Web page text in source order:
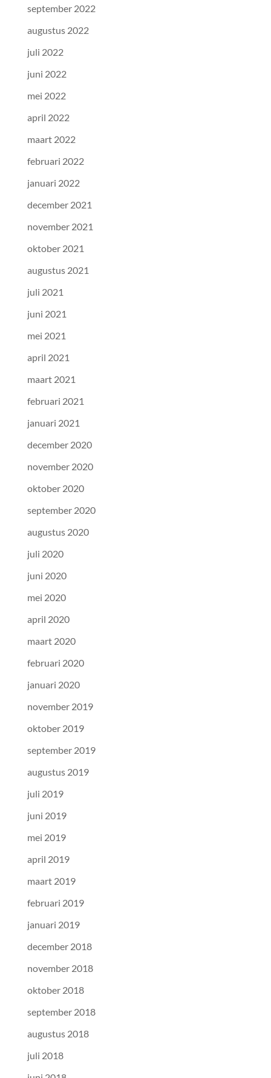
september 2022
augustus 2022
juli 2022
juni 2022
mei 2022
april 2022
maart 2022
februari 2022
januari 2022
december 2021
november 2021
oktober 2021
augustus 2021
juli 2021
juni 2021
mei 2021
april 2021
maart 2021
februari 2021
januari 2021
december 2020
november 2020
oktober 2020
september 2020
augustus 2020
juli 2020
juni 2020
mei 2020
april 2020
maart 2020
februari 2020
januari 2020
november 2019
oktober 2019
september 2019
augustus 2019
juli 2019
juni 2019
mei 2019
april 2019
maart 2019
februari 2019
januari 2019
december 2018
november 2018
oktober 2018
september 2018
augustus 2018
juli 2018